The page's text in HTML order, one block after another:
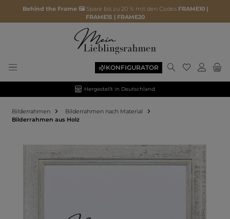
Behind the Frame 🖼️ Spare bis zu 20 % mit den Codes FRAME10 |
FRAME15 | FRAME20
KONFIGURATOR
Hergestellt in Deutschland
Bilderrahmen
Bilderrahmen nach Material
Bilderrahmen aus Holz